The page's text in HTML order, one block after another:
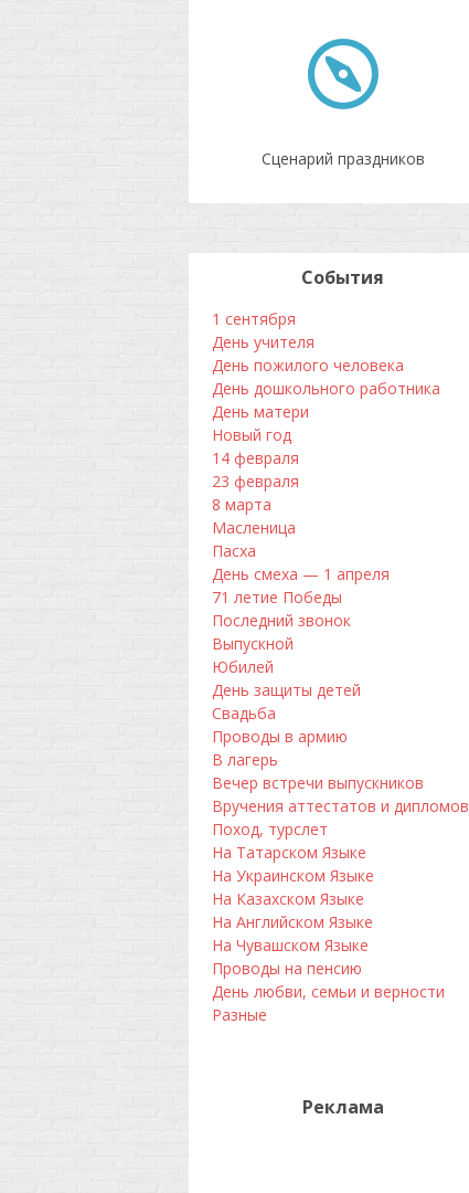
Сценарий праздников
События
1 сентября
День учителя
День пожилого человека
День дошкольного работника
День матери
Новый год
14 февраля
23 февраля
8 марта
Масленица
Пасха
День смеха — 1 апреля
71 летие Победы
Последний звонок
Выпускной
Юбилей
День защиты детей
Свадьба
Проводы в армию
В лагерь
Вечер встречи выпускников
Вручения аттестатов и дипломов
Поход, турслет
На Татарском Языке
На Украинском Языке
На Казахском Языке
На Английском Языке
На Чувашском Языке
Проводы на пенсию
День любви, семьи и верности
Разные
Реклама